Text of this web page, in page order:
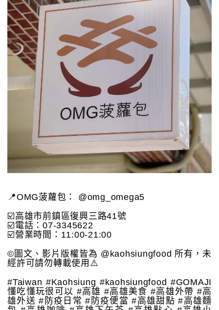
📍OMG菠蘿包： @omg_omega5
☑️高雄市前鎮區復興三路41號
☑️電話：07-3345622
☑️營業時間：11:00-21:00
©️圖文、影片版權皆為 @kaohsiungfood 所有，未
經許可請勿轉載使用⚠️
#Taiwan #Kaohsiung #kaohsiungfood #GOMAJI
懂吃懂玩很可以 #高雄 #高雄美食 #高雄外帶 #高
雄外送 #防疫日常 #防疫便當 #高雄甜點 #高雄麵